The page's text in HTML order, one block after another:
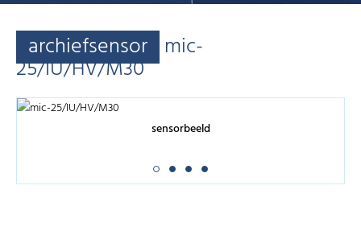
archiefsensor mic-
25/IU/HV/M30
sensorbeeld